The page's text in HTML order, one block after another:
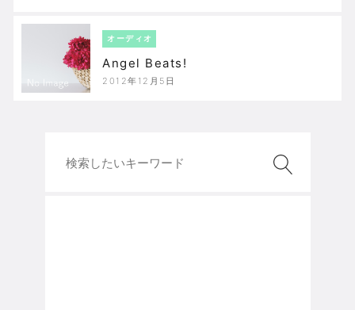
オーディオ
Angel Beats!
2012年12月5日